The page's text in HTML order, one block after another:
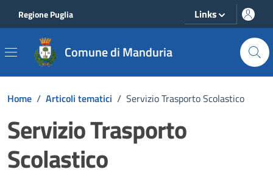
Regione Puglia Links
Comune di Manduria
Home / Articoli tematici / Servizio Trasporto Scolastico
Servizio Trasporto
Scolastico